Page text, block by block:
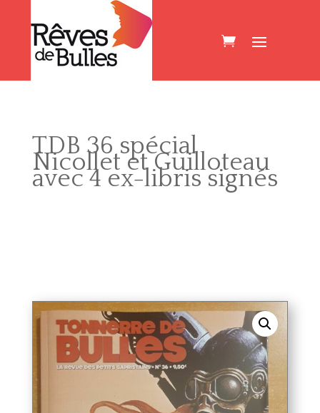
TDB 36 spécial
Nicollet et Guilloteau
avec 4 ex-libris signés